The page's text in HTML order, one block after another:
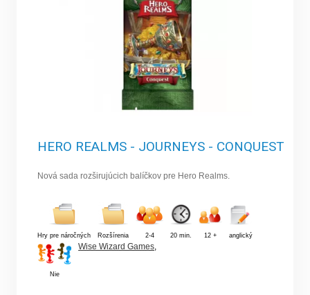
HERO REALMS - JOURNEYS - CONQUEST
Nová sada rozširujúcich balíčkov pre Hero Realms.
Hry pre náročných Rozšírenia 2-4 20 min. 12 + anglický
Nie
Wise Wizard Games